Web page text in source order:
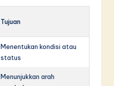
Tujuan
Menentukan kondisi atau
status
Menunjukkan arah